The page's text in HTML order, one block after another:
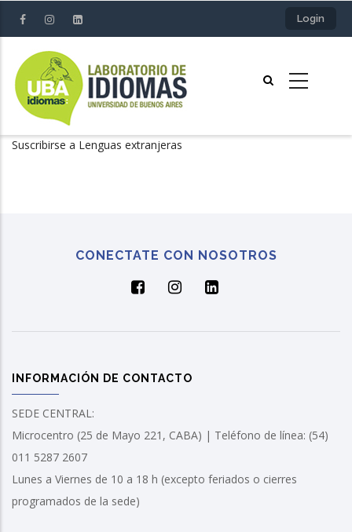
contenido
principal
Login
Suscribirse a Lenguas extranjeras
CONECTATE CON NOSOTROS
INFORMACIÓN DE CONTACTO
SEDE CENTRAL:
Microcentro (25 de Mayo 221, CABA) | Teléfono de línea: (54)
011 5287 2607
Lunes a Viernes de 10 a 18 h (excepto feriados o cierres
programados de la sede)